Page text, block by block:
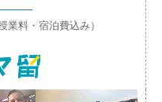
業料・宿泊費込み）